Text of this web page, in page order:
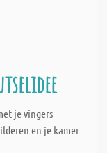
je vingers
en je kamer